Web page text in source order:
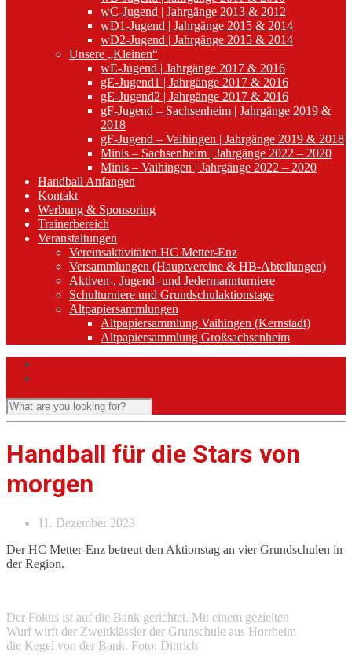
wC-Jugend | Jahrgänge 2013 & 2012
wD1-Jugend | Jahrgänge 2015 & 2014
wD2-Jugend | Jahrgänge 2015 & 2014
Unsere „Kleinen“
wE-Jugend | Jahrgänge 2017 & 2016
gE-Jugend1 | Jahrgänge 2017 & 2016
gE-Jugend2 | Jahrgänge 2017 & 2016
gF-Jugend – Sachsenheim | Jahrgänge 2019 &
2018
gF-Jugend – Vaihingen | Jahrgänge 2019 & 2018
Minis – Sachsenheim | Jahrgänge 2022 – 2020
Minis – Vaihingen | Jahrgänge 2022 – 2020
Handball Anfangen
Kontakt
Werbung & Sponsoring
Trainerbereich
Veranstaltungen
Vereinsaktivitäten HC Metter-Enz
Versammlungen (Hauptvereine & HB-Abteilungen)
Aktiven-, Jugend- und Jedermannturniere
Schulturniere und Grundschulaktionstage
Altpapiersammlungen
Altpapiersammlung Vaihingen (Kernstadt)
Altpapiersammlung Großsachsenheim
Handball für die Stars von
morgen
11. Dezember 2023
Der HC Metter-Enz betreut den Aktionstag an vier Grundschulen in
der Region.
Der Fokus ist auf die Bank gerichtet. Mit einem gezielten
Wurf wirft der Zweitklässler der Grunschule aus Horrheim
die Kegel von der Bank. Foto: Dittrich